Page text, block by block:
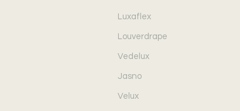
Luxaflex
Louverdrape
Vedelux
Jasno
Velux